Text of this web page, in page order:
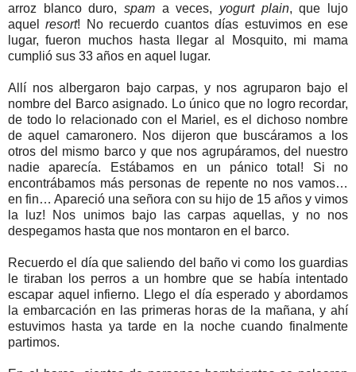
arroz blanco duro, spam a veces, yogurt plain, que lujo
aquelresort! No recuerdo cuantos días estuvimos en ese
lugar, fueron muchos hasta llegar al Mosquito, mi mama
cumplió sus 33 años en aquel lugar.
Allí nos albergaron bajo carpas, y nos agruparon bajo el
nombre del Barco asignado. Lo único que no logro recordar,
de todo lo relacionado con el Mariel, es el dichoso nombre
de aquel camaronero. Nos dijeron que buscáramos a los
otros del mismo barco y que nos agrupáramos, del nuestro
nadie aparecía. Estábamos en un pánico total! Si no
encontrábamos más personas de repente no nos vamos…
en fin… Apareció una señora con su hijo de 15 años y vimos
la luz! Nos unimos bajo las carpas aquellas, y no nos
despegamos hasta que nos montaron en el barco.
Recuerdo el día que saliendo del baño vi como los guardias
le tiraban los perros a un hombre que se había intentado
escapar aquel infierno. Llego el día esperado y abordamos
la embarcación en las primeras horas de la mañana, y ahí
estuvimos hasta ya tarde en la noche cuando finalmente
partimos.